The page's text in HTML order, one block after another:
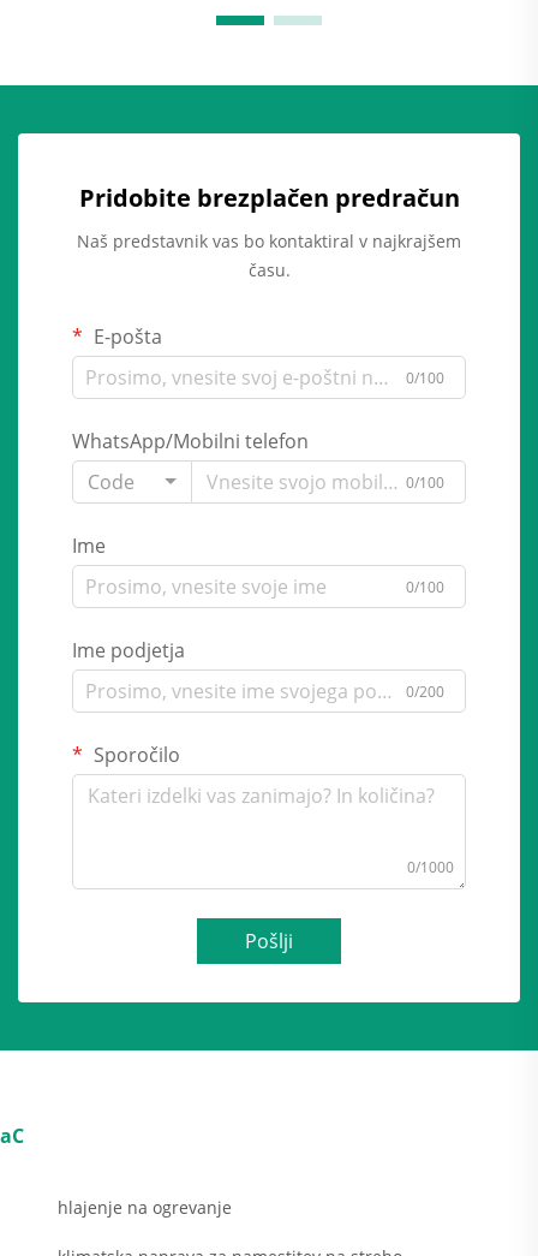
Pridobite brezplačen predračun
Naš predstavnik vas bo kontaktiral v najkrajšem
času.
E-pošta
0/100
WhatsApp/Mobilni telefon
Code
0/100
Ime
0/100
Ime podjetja
0/200
Sporočilo
0/1000
Pošlji
aC
hlajenje na ogrevanje